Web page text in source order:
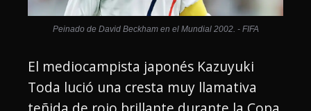
Peinado de David Beckham en el Mundial 2002. - FIFA
El mediocampista japonés Kazuyuki
Toda lució una cresta muy llamativa